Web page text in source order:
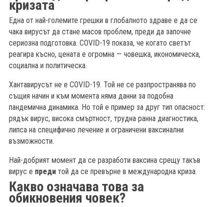
кризата
Една от най-големите грешки в глобалното здраве е да се
чака вирусът да стане масов проблем, преди да започне
сериозна подготовка. COVID-19 показа, че когато светът
реагира късно, цената е огромна — човешка, икономическа,
социална и политическа.
Хантавирусът не е COVID-19. Той не се разпространява по
същия начин и към момента няма данни за подобна
пандемична динамика. Но той е пример за друг тип опасност:
рядък вирус, висока смъртност, трудна ранна диагностика,
липса на специфично лечение и ограничени ваксинални
възможности.
Най-добрият момент да се разработи ваксина срещу такъв
вирус е предитой да се превърне в международна криза.
Какво означава това за
обикновения човек?